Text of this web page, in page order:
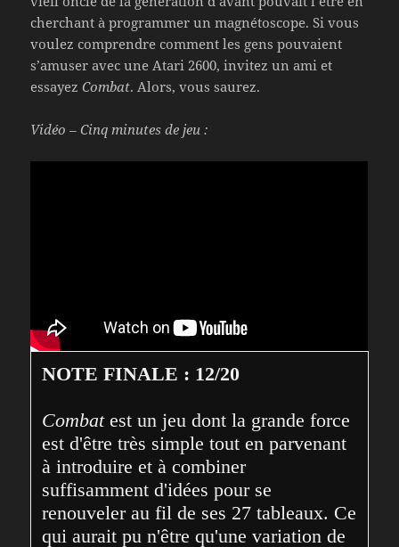
cherchant à programmer un magnétoscope. Si vous
voulez comprendre comment les gens pouvaient
s’amuser avec une Atari 2600, invitez un ami et
essayezCombat. Alors, vous saurez.
Vidéo – Cinq minutes de jeu :
NOTE FINALE : 12/20
Combat est un jeu dont la grande force
est d'être très simple tout en parvenant
à introduire et à combiner
suffisamment d'idées pour se
renouveler au fil de ses 27 tableaux. Ce